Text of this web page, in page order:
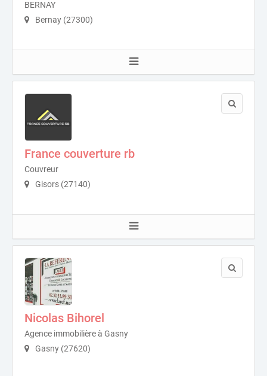
BERNAY
Bernay (27300)
France couverture rb
Couvreur
Gisors (27140)
Nicolas Bihorel
Agence immobilière à Gasny
Gasny (27620)